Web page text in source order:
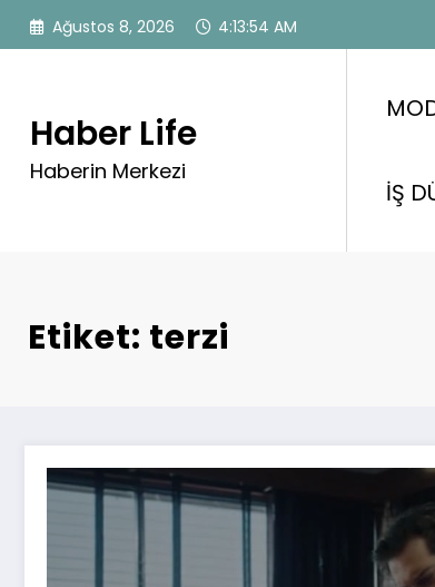
İçeriğe
atla
Ağustos 8, 2026 4:13:55 AM
Haber Life
Haberin Merkezi
İŞ
Etiket: terzi